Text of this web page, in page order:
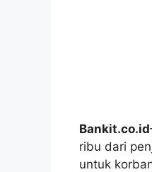
Bankit.co.id
ribu dari
untuk